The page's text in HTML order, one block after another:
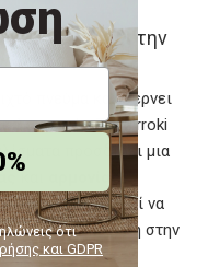
και την
πνεύμα και φέρνει
Το Mirroki
προσδίδει μια
και αρμονίας,
σας προσκαλεί να
βρείτε έμπνευση στην
σας.
ότι
και GDPR